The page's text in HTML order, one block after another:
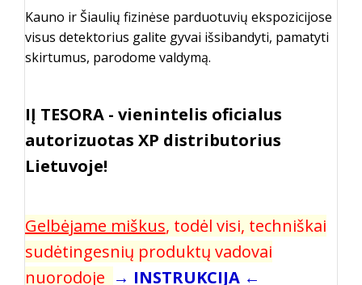
Kauno ir Šiaulių fizinėse parduotuvių ekspozicijose
visus detektorius galite gyvai išsibandyti, pamatyti
skirtumus, parodome valdymą.
IĮ TESORA - vienintelis oficialus
autorizuotas XP distributorius
Lietuvoje!
Gelbėjame miškus, todėl visi, techniškai
sudėtingesnių produktų vadovai
nuorodoje → INSTRUKCIJA ←